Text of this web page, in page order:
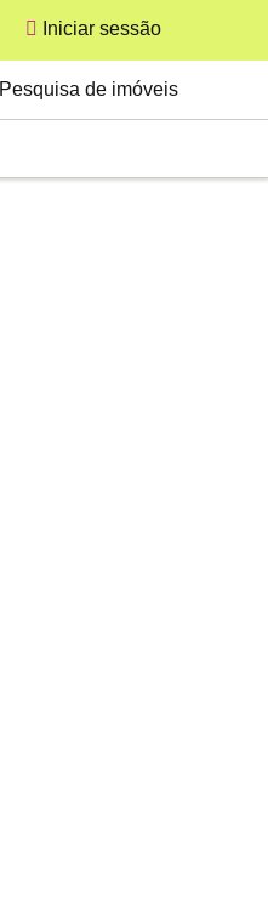
User
Iniciar sessão
Pesquisa de imóveis